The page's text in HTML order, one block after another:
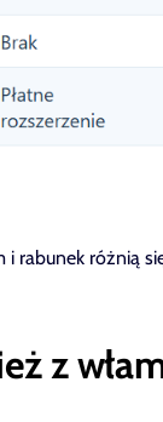
i rabunek różnią
z